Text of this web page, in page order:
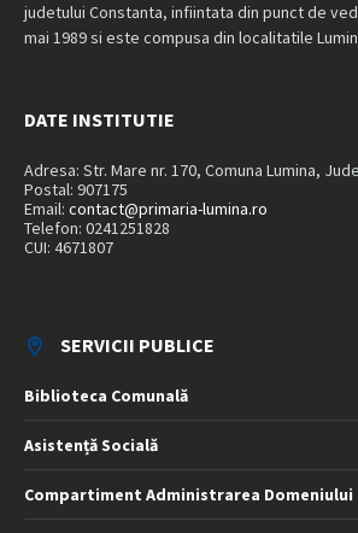
judetului Constanta, infiintata din punct de
mai 1989 si este compusa din localitatile
DATE INSTITUTIE
Adresa: Str. Mare nr. 170, Comuna Lumina,
Postal: 907175
Email: contact@primaria-lumina.ro
Telefon: 0241251828
CUI: 4671807
SERVICII PUBLICE
Biblioteca Comunală
Asistență Socială
Compartiment Administrarea Domeniului